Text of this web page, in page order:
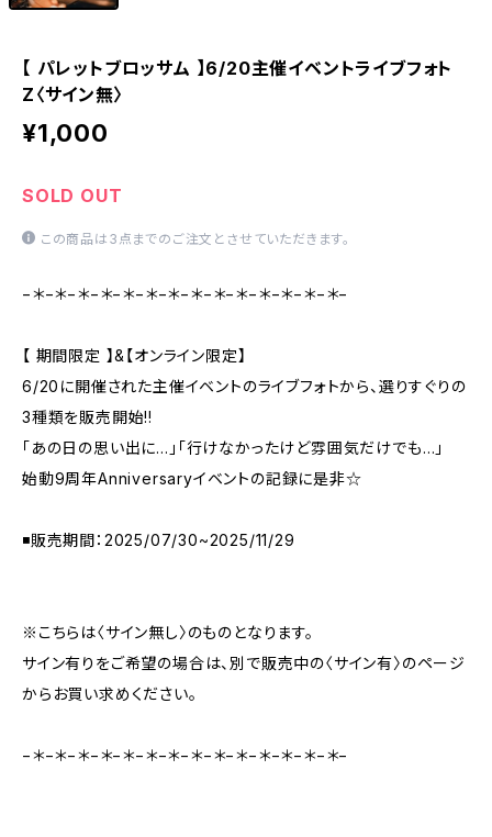
【 パレットブロッサム 】6/20主催イベントライブフォト
Z〈サイン無〉
¥1,000
SOLD OUT
この商品は3点までのご注文とさせていただきます。
−＊−＊−＊−＊−＊−＊−＊−＊−＊−＊−＊−＊−＊−＊−
【 期間限定 】&【オンライン限定】
6/20に開催された主催イベントのライブフォトから、選りすぐりの
3種類を販売開始!!
「あの日の思い出に…」「行けなかったけど雰囲気だけでも…」
始動9周年Anniversaryイベントの記録に是非☆
◾️販売期間：2025/07/30~2025/11/29
※こちらは〈サイン無し〉のものとなります。
サイン有りをご希望の場合は、別で販売中の〈サイン有〉のページ
からお買い求めください。
−＊−＊−＊−＊−＊−＊−＊−＊−＊−＊−＊−＊−＊−＊−